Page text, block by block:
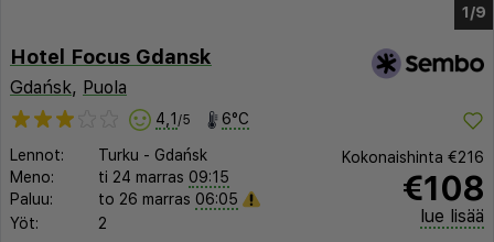
1/5
Hotel Focus Gdansk
Gdańsk, Puola
4,1 /5 6°C
Lennot: Turku - Gdańsk
Meno:
ti 24 marras 09:15
Paluu:
to 26 marras 06:05
Yöt:
2
Kokonaishinta €216
€108
lue lisää